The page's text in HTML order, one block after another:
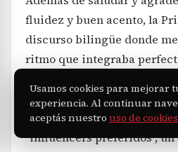
fluidez y buen acento, la
discurso bilingüe donde
ritmo que integraba
declaración algo
rigidez del momento:
“influencers preferidos”,
Usamos cookies para mejorar
experiencia. Al continuar
aceptás nuestro uso de cookies